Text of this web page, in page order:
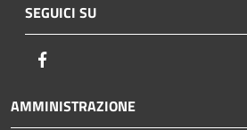
SEGUICI SU
AMMINISTRAZIONE